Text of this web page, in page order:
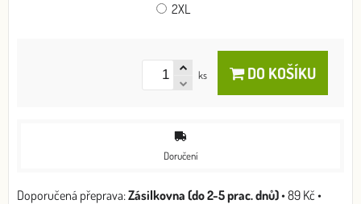
2XL
ks DO KOŠÍKU
Doručení
Zásilkovna (do 2-5 prac. dnů)•89 Kč •